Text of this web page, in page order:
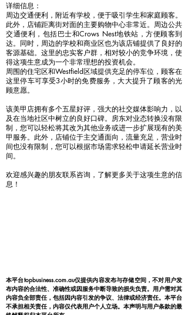
详细信息：
周边交通便利，附近有学校，便于吸引学生和家庭顾客。
此外，店铺距离街对面的主要购物中心非常近。周边公共
交通便利，包括巴士和Crows Nest地铁站，方便顾客到
达。同时，周边的学校和商业区也为该店铺提供了良好的
客源基础。这里的忠实客户群，相对较小的竞争环境，使
得这项生意成为一个非常理想的投资机会。
周围的住宅区和Westfield区域提供充足的停车位，顾客在
这里停车可享受3小时的免费服务，大大提升了顾客的光
顾意愿。
该美甲店拥有多个五星好评，强大的社交媒体影响力，以
及在当地社区中树立的良好口碑。房东对业态转换没有限
制，您可以轻松将其改为其他业务或进一步扩展现有的美
甲服务。此外，店铺位于主交通面向，流量充足，营业时
间也没有限制，您可以根据市场需求轻松申请延长营业时
间。
欢迎感兴趣的朋友联系咨询，了解更多关于这项生意的信
息！
本平台topbusiness.com.au仅提供内容发布与存储空间，不对用户发
布内容的合法性、准确性或因服务中断导致的损失负责。用户需对其
内容负全部责任，包括因内容引发的争议、法律或经济责任。本平台
不承担相关责任，内容仅代表用户个人立场。本声明与用户条款的最